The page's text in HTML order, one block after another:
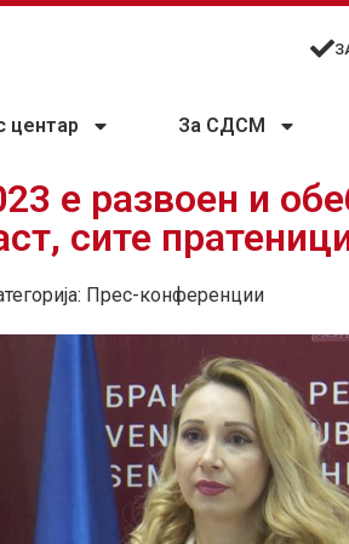
центар За СДСМ
е развоен и
сите
Прес-конференции